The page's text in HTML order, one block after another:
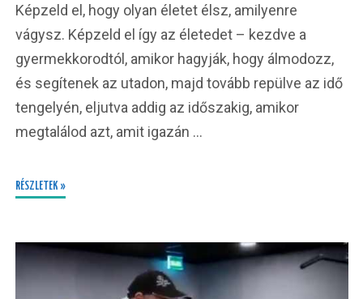
Képzeld el, hogy olyan életet élsz, amilyenre
vágysz. Képzeld el így az életedet – kezdve a
gyermekkorodtól, amikor hagyják, hogy álmodozz,
és segítenek az utadon, majd tovább repülve az idő
tengelyén, eljutva addig az időszakig, amikor
megtalálod azt, amit igazán …
RÉSZLETEK »